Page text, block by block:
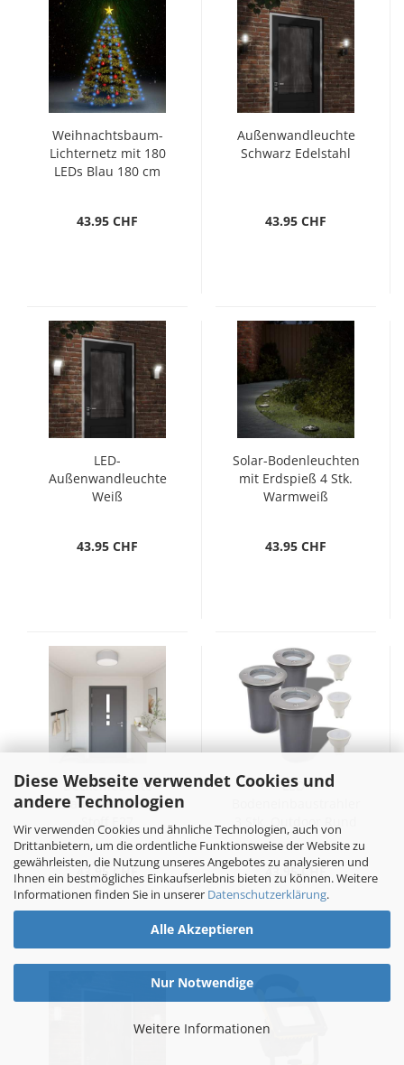
Diese Webseite verwendet Cookies und
andere Technologien
Wir verwenden Cookies und ähnliche Technologien, auch von
Drittanbietern, um die ordentliche Funktionsweise der Website zu
gewährleisten, die Nutzung unseres Angebotes zu analysieren und
Ihnen ein bestmögliches Einkaufserlebnis bieten zu können. Weitere
Informationen finden Sie in unserer Datenschutzerklärung.
Alle Akzeptieren
Nur Notwendige
Weitere Informationen
Weihnachtsbaum-
Lichternetz mit 180
LEDs Blau 180 cm
43.95 CHF
Außenwandleuchte
Schwarz Edelstahl
43.95 CHF
LED-
Außenwandleuchte
Weiß
43.95 CHF
Solar-Bodenleuchten
mit Erdspieß 4 Stk.
Warmweiß
43.95 CHF
Deckenleuchte
Einbau Grau Ø 38 cm
Stoff E27
43.95 CHF
LED-
3 Stk. Outdoor Rund
43.95 CHF